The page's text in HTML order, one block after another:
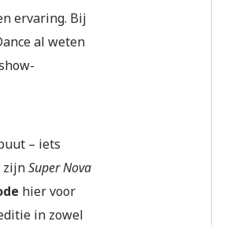
ervaring. Bij
al weten
– iets
Super Nova
hier voor
in zowel